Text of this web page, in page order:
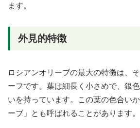
ます。
外見的特徴
ロシアンオリーブの最大の特徴は、
ーフです。葉は細長く小さめで、銀
いを持っています。この葉の色合い
ーブ」とも呼ばれることがあります。